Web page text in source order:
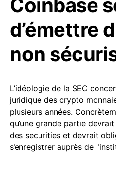
Coinbase
d’émettre
non
L’idéologie de la SEC
juridique des crypto
plusieurs années.
qu’une grande partie
des securities et devrait
s’enregistrer auprès de